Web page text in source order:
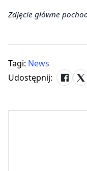
Zdjęcie główne
Tagi: News
Udostępnij: